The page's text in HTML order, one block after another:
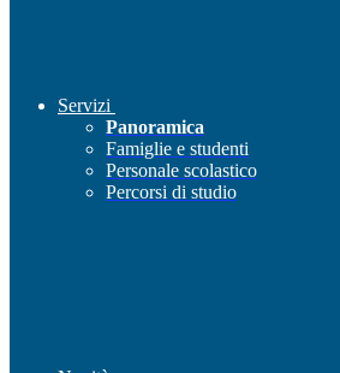
Servizi
Panoramica
Famiglie e studenti
Personale scolastico
Percorsi di studio